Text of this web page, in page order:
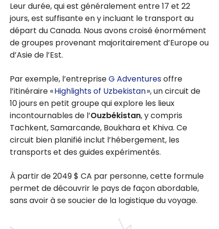
Leur durée, qui est généralement entre 17 et 22
jours, est suffisante en y incluant le transport au
départ du Canada. Nous avons croisé énormément
de groupes provenant majoritairement d’Europe ou
d’Asie de l’Est.
Par exemple, l’entrepriseG Adventuresoffre
l’itinéraire «Highlights of Uzbekistan», un circuit de
10 jours en petit groupe qui explore les lieux
incontournables de l’Ouzbékistan, y compris
Tachkent, Samarcande, Boukhara et Khiva. Ce
circuit bien planifié inclut l’hébergement, les
transports et des guides expérimentés.
À partir de 2049 $ CA par personne, cette formule
permet de découvrir le pays de façon abordable,
sans avoir à se soucier de la logistique du voyage.